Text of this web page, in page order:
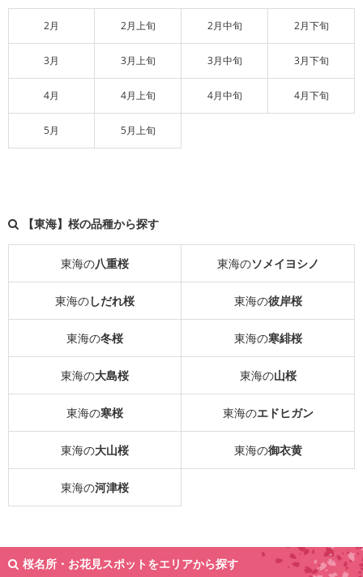
2月 2月上旬 2月中旬 2月下旬
3月 3月上旬 3月中旬 3月下旬
4月 4月上旬 4月中旬 4月下旬
5月 5月上旬
【東海】桜の品種から探す
東海の八重桜 東海のソメイヨシノ
東海のしだれ桜 東海の彼岸桜
東海の冬桜 東海の寒緋桜
東海の大島桜 東海の山桜
東海の寒桜 東海のエドヒガン
東海の大山桜 東海の御衣黄
東海の河津桜
桜名所・お花見スポットをエリアから探す